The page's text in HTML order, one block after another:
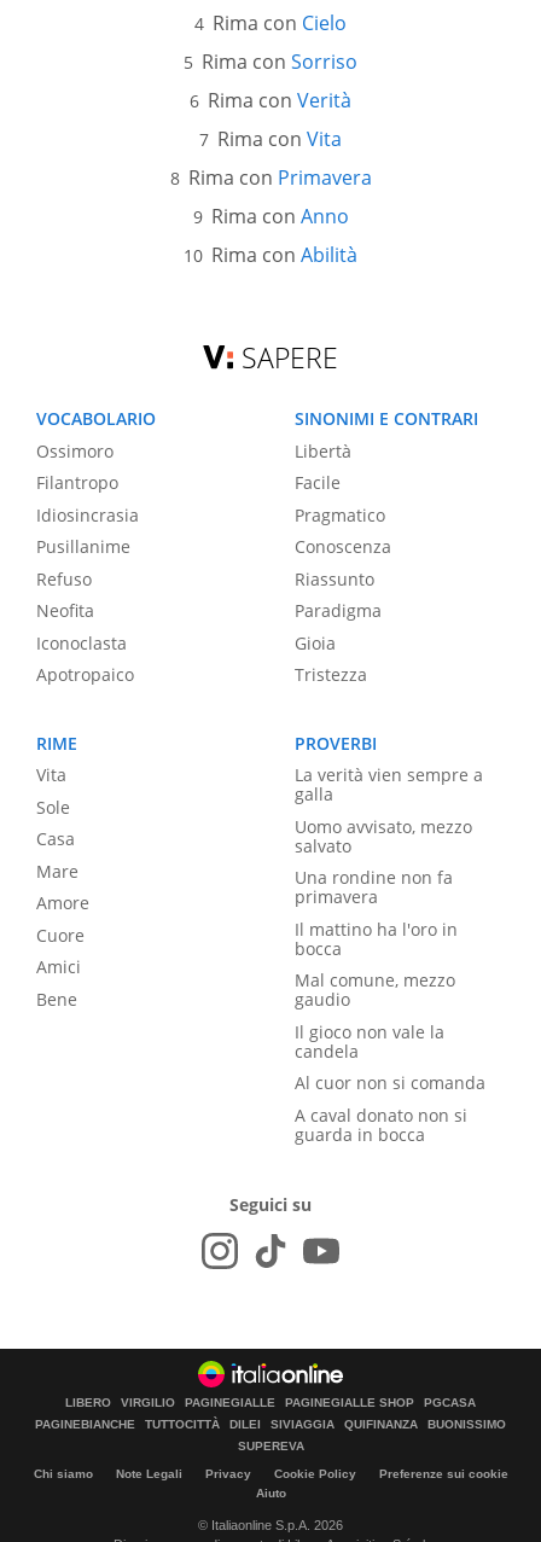
Rima con Cielo
Rima con Sorriso
Rima con Verità
Rima con Vita
Rima con Primavera
Rima con Anno
Rima con Abilità
SAPERE
VOCABOLARIO
Ossimoro
Filantropo
Idiosincrasia
Pusillanime
Refuso
Neofita
Iconoclasta
Apotropaico
SINONIMI E CONTRARI
Libertà
Facile
Pragmatico
Conoscenza
Riassunto
Paradigma
Gioia
Tristezza
RIME
Vita
Sole
Casa
Mare
Amore
Cuore
Amici
Bene
PROVERBI
La verità vien sempre a
galla
Uomo avvisato, mezzo
salvato
Una rondine non fa
primavera
Il mattino ha l'oro in
bocca
Mal comune, mezzo
gaudio
Il gioco non vale la
candela
Al cuor non si comanda
A caval donato non si
guarda in bocca
Seguici su
LIBERO VIRGILIO PAGINEGIALLE PAGINEGIALLE SHOP
PGCASA
PAGINEBIANCHE
TUTTOCITTÀ DILEI SIVIAGGIA QUIFINANZA
BUONISSIMO
SUPEREVA
Chi siamo Note Legali Privacy Cookie Policy
Preferenze sui cookie
Aiuto
© Italiaonline S.p.A. 2026